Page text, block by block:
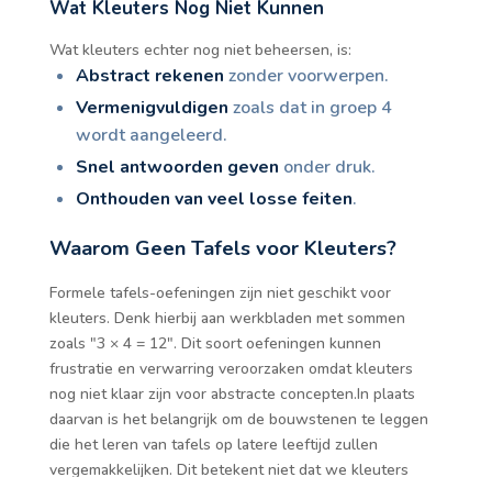
Wat Kleuters Nog Niet Kunnen
Wat kleuters echter nog niet beheersen, is:
Abstract rekenen zonder voorwerpen.
Vermenigvuldigen zoals dat in groep 4
wordt aangeleerd.
Snel antwoorden geven onder druk.
Onthouden van veel losse feiten.
Waarom Geen Tafels voor Kleuters?
Formele tafels-oefeningen zijn niet geschikt voor
kleuters. Denk hierbij aan werkbladen met sommen
zoals "3 × 4 = 12". Dit soort oefeningen kunnen
frustratie en verwarring veroorzaken omdat kleuters
nog niet klaar zijn voor abstracte concepten.In plaats
daarvan is het belangrijk om de bouwstenen te leggen
die het leren van tafels op latere leeftijd zullen
vergemakkelijken. Dit betekent niet dat we kleuters